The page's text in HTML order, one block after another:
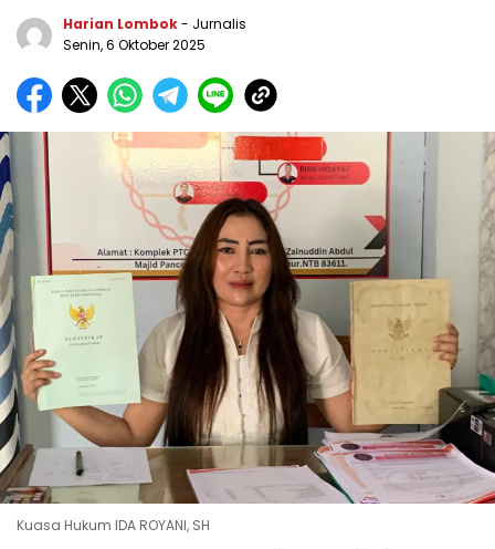
Harian Lombok- Jurnalis
Senin, 6 Oktober 2025
Kuasa Hukum IDA ROYANI, SH